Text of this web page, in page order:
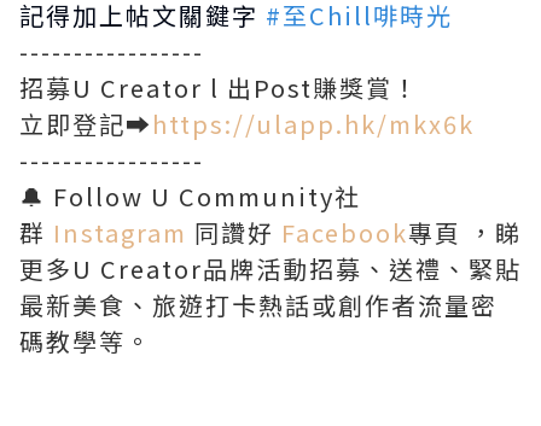
記得加上帖文關鍵字 #至Chill啡時光
-----------------
招募U Creator l 出Post賺獎賞！
立即登記➡️https://ulapp.hk/mkx6k
-----------------
🔔 Follow U Community社
群 Instagram 同讚好 Facebook專頁 ，睇
更多U Creator品牌活動招募、送禮、緊貼
最新美食、旅遊打卡熱話或創作者流量密
碼教學等。